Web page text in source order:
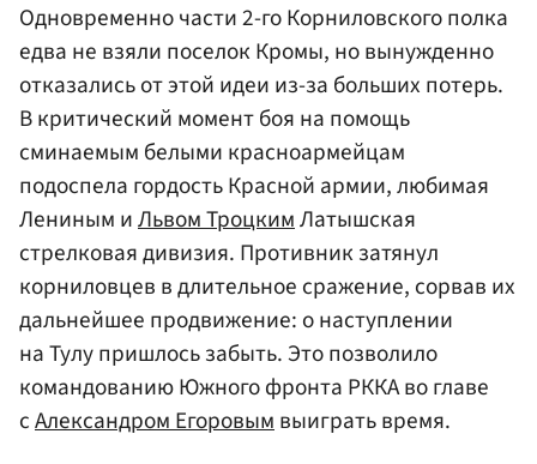
Одновременно части 2-го Корниловского полка
едва не взяли поселок Кромы, но вынужденно
отказались от этой идеи из-за больших потерь.
В критический момент боя на помощь
сминаемым белыми красноармейцам
подоспела гордость Красной армии, любимая
Лениным иЛьвом ТроцкимЛатышская
стрелковая дивизия. Противник затянул
корниловцев в длительное сражение, сорвав их
дальнейшее продвижение: о наступлении
на Тулу пришлось забыть. Это позволило
командованию Южного фронта РККА во главе
сАлександром Егоровымвыиграть время.